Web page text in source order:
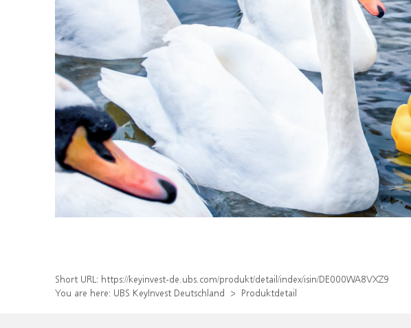
Short URL: https://keyinvest-de.ubs.com/produkt/detail/index/isin/DE000WA8VXZ9
You are here: UBS KeyInvest Deutschland Produktdetail